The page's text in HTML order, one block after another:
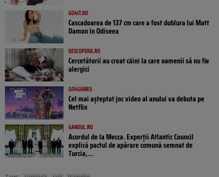
GO4IT.RO
Cascadoarea de 137 cm care a fost dublura lui Matt
Damon în Odiseea
DESCOPERA.RO
Cercetătorii au creat câini la care oamenii să nu fie
alergici
GO4GAMES
Cel mai așteptat joc video al anului va debuta pe
Netflix
GANDUL.RO
Acordul de la Mecca. Experții Atlantic Council
explică pactul de apărare comună semnat de
Turcia,...